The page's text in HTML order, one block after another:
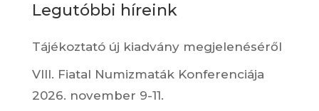
Legutóbbi híreink
Tájékoztató új kiadvány megjelenéséről
VIII. Fiatal Numizmaták Konferenciája
2026. november 9-11.